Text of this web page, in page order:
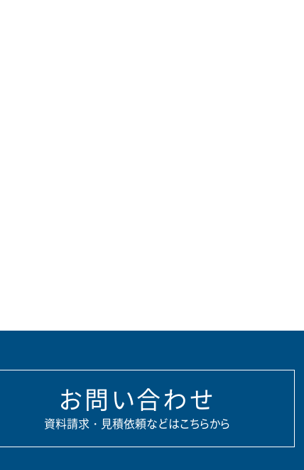
お問い合わせ
資料請求・見積依頼などはこちらから